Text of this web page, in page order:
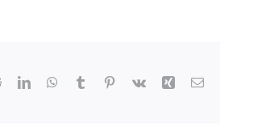
RedditLinkedInWhatsApp
Tumblr Pinterest
Vk Xing Email